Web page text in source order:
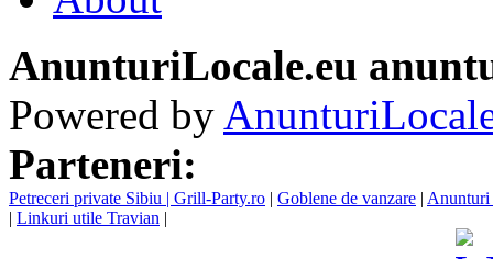
AnunturiLocale.eu
Powered by
Parteneri:
Petreceri private Sibiu | Grill-Party.ro | Goblene de vanzare | Anunturi
| Linkuri utile Travian |